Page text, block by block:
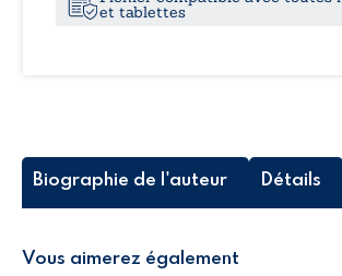
et tablettes
Biographie de l'auteur Détails
Vous aimerez également